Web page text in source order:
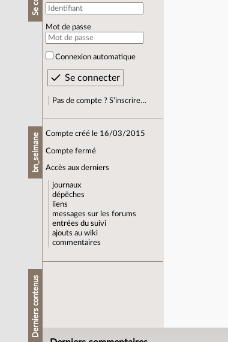
Mot de passe
Connexion automatique
Pas de compte ? S’inscrire…
bn_selmane Compte créé le 16/03/2015
Compte fermé
Accès aux derniers
journaux
dépêches
liens
messages sur les forums
entrées du suivi
ajouts au wiki
commentaires
Derniers contenus